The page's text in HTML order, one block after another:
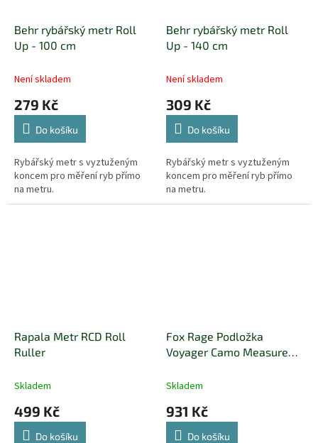
Behr rybářský metr Roll
Up - 100 cm
Není skladem
279 Kč
Do košíku
Rybářský metr s vyztuženým
koncem pro měření ryb přímo
na metru.
Behr rybářský metr Roll
Up - 140 cm
Není skladem
309 Kč
Do košíku
Rybářský metr s vyztuženým
koncem pro měření ryb přímo
na metru.
Rapala Metr RCD Roll
Ruller
Skladem
499 Kč
Do košíku
Fox Rage Podložka
Voyager Camo Measure
Skladem
931 Kč
Do košíku